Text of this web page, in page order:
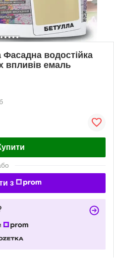
водостійка
впливів емаль
з